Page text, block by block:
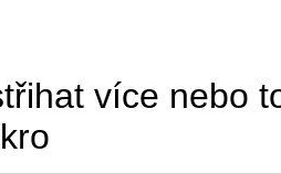
více nebo